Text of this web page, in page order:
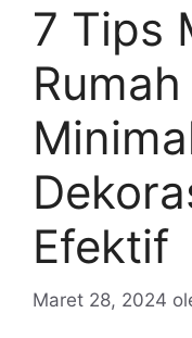
7 Tips
Efektif
Maret 28, 2024